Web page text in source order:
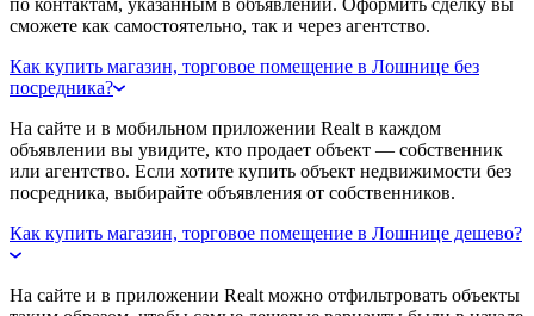
по контактам, указанным в объявлении. Оформить сделку вы
сможете как самостоятельно, так и через агентство.
Как купить магазин, торговое помещение в Лошнице без
посредника?
На сайте и в мобильном приложении Realt в каждом
объявлении вы увидите, кто продает объект — собственник
или агентство. Если хотите купить объект недвижимости без
посредника, выбирайте объявления от собственников.
Как купить магазин, торговое помещение в Лошнице дешево?
На сайте и в приложении Realt можно отфильтровать объекты